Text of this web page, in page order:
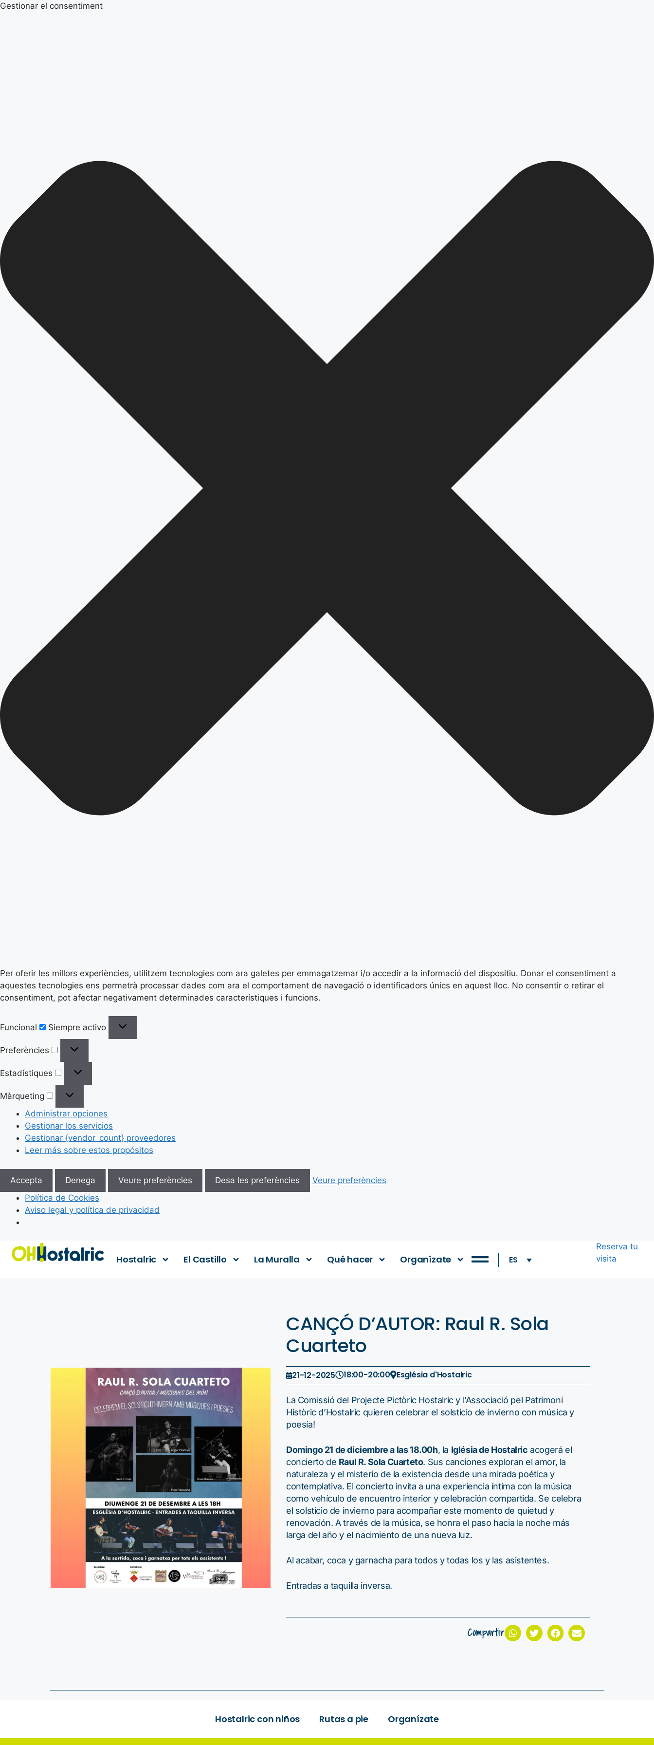
Gestionar el consentiment
Per oferir les millors experiències, utilitzem tecnologies com ara galetes per emmagatzemar i/o accedir a la informació del dispositiu. Donar el consentiment a
aquestes tecnologies ens permetrà processar dades com ara el comportament de navegació o identificadors únics en aquest lloc. No consentir o retirar el
consentiment, pot afectar negativament determinades característiques i funcions.
Funcional Siempre activo
Preferències
Estadístiques
Màrqueting
Administrar opciones
Gestionar los servicios
Gestionar {vendor_count} proveedores
Leer más sobre estos propósitos
Accepta Denega Veure preferències Desa les preferències
Veure preferències
Política de Cookies
Aviso legal y política de privacidad
Hostalric El Castillo La Muralla Qué hacer Organízate ES
Reserva tu
visita
CANÇÓ D’AUTOR: Raul R. Sola
Cuarteto
21-12-2025 18:00-20:00 Església d'Hostalric
La Comissió del Projecte Pictòric Hostalric y l’Associació pel Patrimoni
Històric d’Hostalric quieren celebrar el solsticio de invierno con música y
poesía!
Domingo 21 de diciembre a las 18.00h, la Iglésia de Hostalric acogerá el
concierto de Raul R. Sola Cuarteto. Sus canciones exploran el amor, la
naturaleza y el misterio de la existencia desde una mirada poética y
contemplativa. El concierto invita a una experiencia íntima con la música
como vehículo de encuentro interior y celebración compartida. Se celebra
el solsticio de invierno para acompañar este momento de quietud y
renovación. A través de la música, se honra el paso hacia la noche más
larga del año y el nacimiento de una nueva luz.
Al acabar, coca y garnacha para todos y todas los y las asistentes.
Entradas a taquilla inversa.
Compartir
Hostalric con niños Rutas a pie Organízate